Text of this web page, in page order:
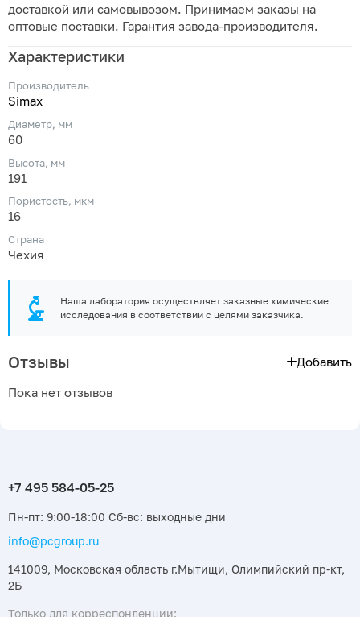
доставкой или самовывозом. Принимаем заказы на
оптовые поставки. Гарантия завода-производителя.
Характеристики
Производитель
Simax
Диаметр, мм
60
Высота, мм
191
Пористость, мкм
16
Страна
Чехия
Наша лаборатория осуществляет заказные химические
исследования в соответствии с целями заказчика.
Отзывы Добавить
Пока нет отзывов
Пн-пт: 9:00-18:00 Сб-вс: выходные дни
info@pcgroup.ru
141009, Московская область г.Мытищи, Олимпийский пр-кт,
2Б
Только для корреспонденции: